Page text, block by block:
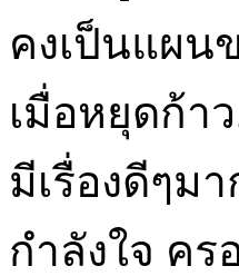
คงเป็นแผน
เมื่อหยุดก้า
มีเรื่องดีๆม
กำลังใจ คร